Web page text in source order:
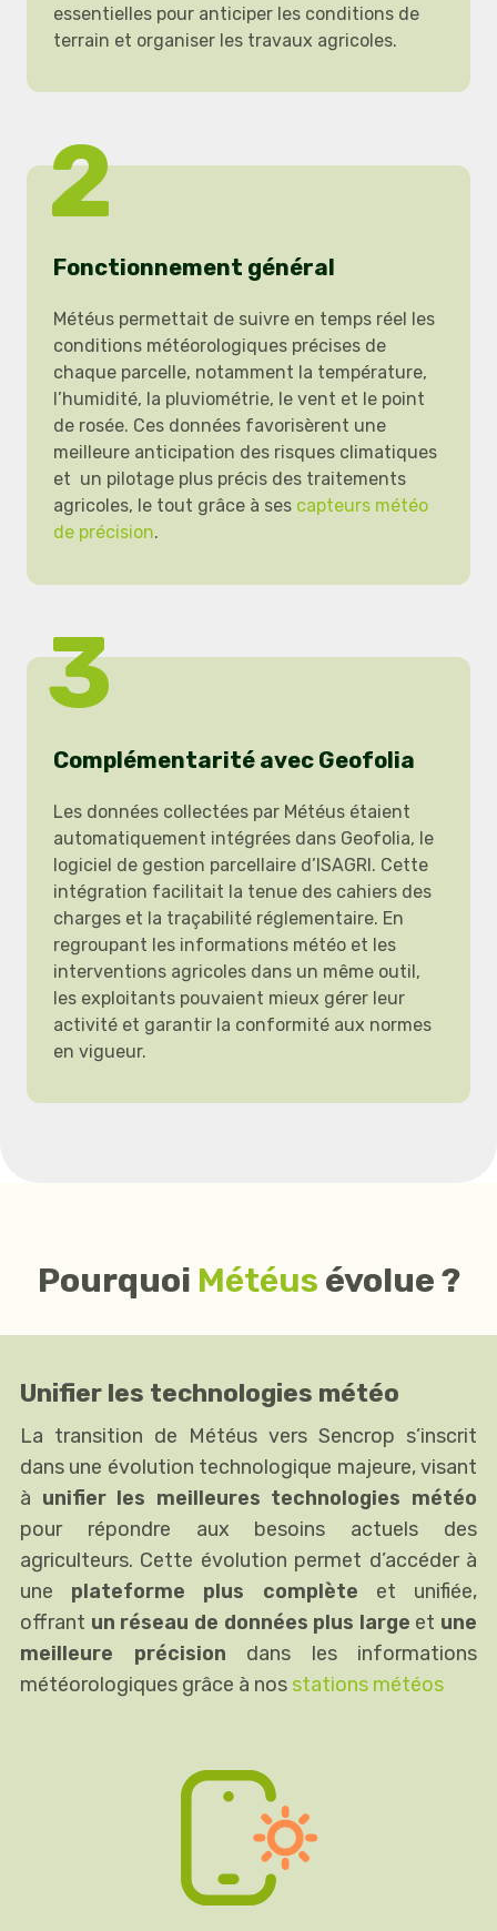
essentielles pour anticiper les conditions de
terrain et organiser les travaux agricoles.
2
Fonctionnement général
Météus permettait de suivre en temps réel les
conditions météorologiques précises de
chaque parcelle, notamment la température,
l’humidité, la pluviométrie, le vent et le point
de rosée. Ces données favorisèrent une
meilleure anticipation des risques climatiques
et un pilotage plus précis des traitements
agricoles, le tout grâce à ses capteurs météo
de précision.
3
Complémentarité avec Geofolia
Les données collectées par Météus étaient
automatiquement intégrées dans Geofolia, le
logiciel de gestion parcellaire d’ISAGRI. Cette
intégration facilitait la tenue des cahiers des
charges et la traçabilité réglementaire. En
regroupant les informations météo et les
interventions agricoles dans un même outil,
les exploitants pouvaient mieux gérer leur
activité et garantir la conformité aux normes
en vigueur.
Pourquoi Météus évolue ?
Unifier les technologies météo
La transition de Météus vers Sencrop s’inscrit
dans une évolution technologique majeure, visant
à unifier les meilleures technologies météo
pour répondre aux besoins actuels des
agriculteurs. Cette évolution permet d’accéder à
une plateforme plus complète et unifiée,
offrant un réseau de données plus large et une
meilleure précision dans les informations
météorologiques grâce à nos stations météos